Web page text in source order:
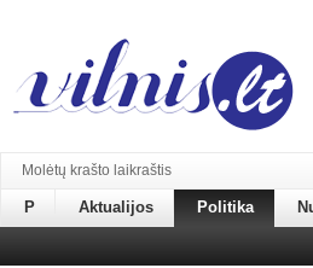
Molėtų krašto laikraštis
P Aktualijos Politika